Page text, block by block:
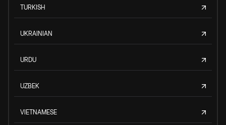
TURKISH
UKRAINIAN
URDU
UZBEK
VIETNAMESE